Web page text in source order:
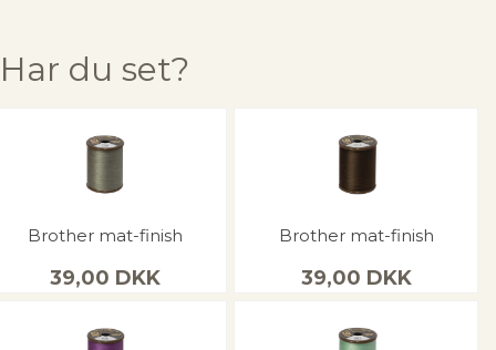
Har du set?
Brother mat-finish
39,00 DKK
Brother mat-finish
39,00 DKK